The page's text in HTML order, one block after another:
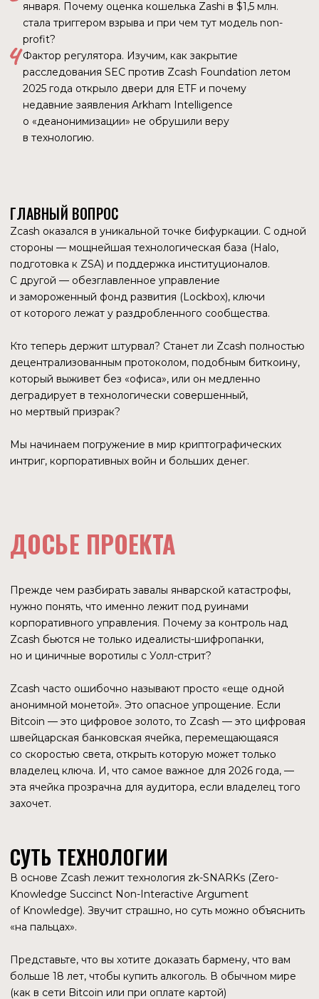
ДЕЙСТВУЮЩИЕ ЛИЦА ДРАМЫ
Чтобы понять конфликт 7 января, нужно знать, кто стоял
HTTPSДЛЯ БЛОКЧЕЙНА:
ОТЛИЧИЕ ОТMONERO
лежит идеологическая пропасть, которая и определила
судьбу ZEC в 2026 году.
Monero — это «подводная лодка». Она скрыта всегда
но изгоем для бирж и регуляторов.
Zcash — это «тонированный лимузин». Вы не видите, кто
внутри, но полиция видит номера машины. А главное —
пассажир может опустить стекло.
В Zcash естьViewing Keys (ключи просмотра). Владелец
экранированного адреса может дать этот ключ аудитору,
но оставив её закрытой для остального мира.
(HTTPS) для защиты данных карт и паролей, но это
не мешает банкам и магазинам работать легально. Zcash
стремился стать таким же стандартом для денег:
по требованию. Именно эта гибкость позволила Zcash
выжить под прессом SEC и получить шанс на ETF,
площадок.
HALO 2
Долгое время у Zcash была своя «ахиллесова пята» — так
называемая «Доверенная установка» (Trusted Setup). Для
запуска сети в 2016 году потребовалась сложная
церемония с участием шести человек, среди которых,
как выяснилосьпозже, был даже Эдвард Сноуден.
токсичные отходы» (toxic waste). Если бы участники
сговорились и сохранили их, вместо того чтобы
уничтожить, они получили бы математическую
возможность тайно и бесконечно печатать новые ZEC,
незаметно обесценивая активы всех инвесторов.
В 2022 году Zcash внедрил обновление Halo 2. Это стало
в 2025—2026 годах. Halo 2 убрало необходимость
в доверии людям. Теперь система опирается только
на математику.
к человеческому фактору.
которую может запомнить или украсть.
В мире Zero-Knowledge (нулевого разглашения)
вы предъявляете математическое доказательство,
которое дает бармену ответ «Да» (предъявителю есть 18
лет) или «Нет» «(предъявителю нет18 лет). При этом
не раскрывается ни одна цифра из вашей даты
рождения. Бармен на 100% уверен в правдивости,
но не знает о вас ничего лишнего.
Zcash переносит этот принцип на деньги.
А перевел 5 BTC кошельку Б».